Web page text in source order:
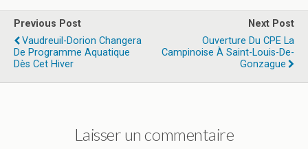
Previous Post
Vaudreuil-Dorion Changera
De Programme Aquatique
Dès Cet Hiver
Next Post
Ouverture Du CPE La
Campinoise À Saint-Louis-De-
Gonzague
Laisser un commentaire